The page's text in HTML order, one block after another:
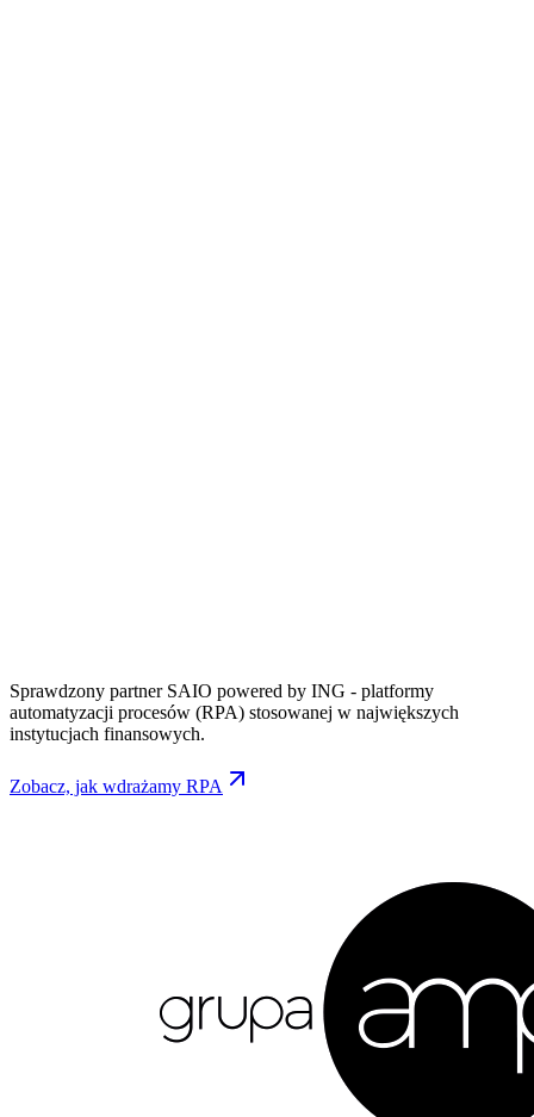
Sprawdzony partner SAIO powered by ING - platformy
automatyzacji procesów (RPA) stosowanej w największych
instytucjach finansowych.
Zobacz, jak wdrażamy RPA